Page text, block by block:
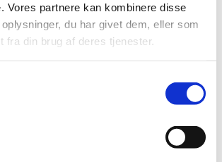
Vores partnere kan kombinere disse
du har givet dem, eller som
fra din brug af deres tjenester.
klikke på
‘Luk mastervisning’
med din egen slidemaster.